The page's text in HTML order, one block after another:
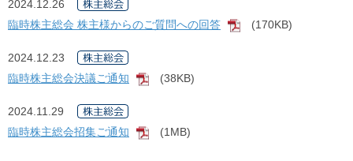
2024.12.26
臨時株主総会 株主様からのご質問への回答
[PDF]
(170KB)
2024.12.23
臨時株主総会決議ご通知
[PDF]
(38KB)
2024.11.29
臨時株主総会招集ご通知
[PDF]
(1MB)